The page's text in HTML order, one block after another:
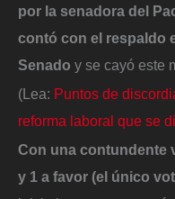
por la senadora del
contó con el respaldo
Senado y se cayó este
(Lea: Puntos de
reforma laboral que se
Con una contundente
y 1 a favor (el único